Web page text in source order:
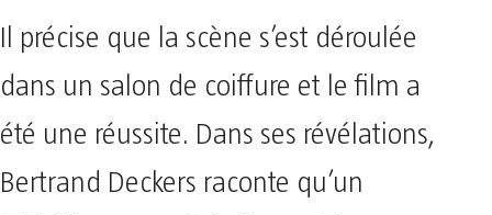
Il précise que la scène s’est déroulée
dans un salon de coiffure et le film a
été une réussite. Dans ses révélations,
Bertrand Deckers raconte qu’un